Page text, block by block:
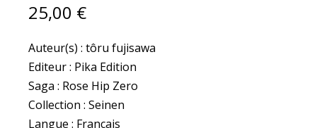
25,00 €
Auteur(s) : tôru fujisawa
Editeur : Pika Edition
Saga : Rose Hip Zero
Collection : Seinen
Langue : Français